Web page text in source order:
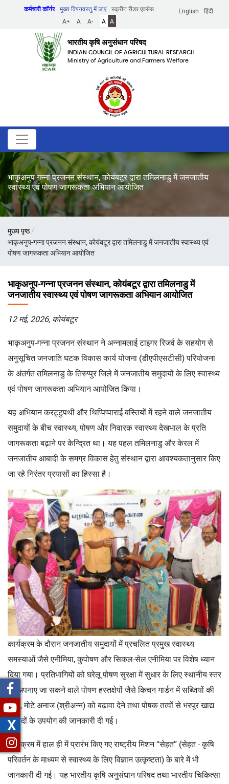
English हिंदी
कर्मचारी कॉर्नर मुख्य विषयवस्तु में जाएं
स्क्रीन रीडर एक्सेस
A+
A A- A A
भारतीय कृषि अनुसंधान परिषद
INDIAN COUNCIL OF AGRICULTURAL RESEARCH
Ministry of Agriculture and Farmers Welfare
भाकृअनुप-गन्ना प्रजनन संस्थान, कोयंबटूर द्वारा तमिलनाडु में जनजातीय
स्वास्थ्य एवं पोषण जागरूकता अभियान आयोजित
पग
चिन्ह
मुख्य पृष्ठ
भाकृअनुप-गन्ना प्रजनन संस्थान, कोयंबटूर द्वारा तमिलनाडु में जनजातीय स्वास्थ्य एवं
पोषण जागरूकता अभियान आयोजित
भाकृअनुप-गन्ना प्रजनन संस्थान, कोयंबटूर द्वारा तमिलनाडु में
जनजातीय स्वास्थ्य एवं पोषण जागरूकता अभियान आयोजित
12 मई, 2026, कोयंबटूर
भाकृअनुप-गन्ना प्रजनन संस्थान ने अन्नामलाई टाइगर रिजर्व के सहयोग से
अनुसूचित जनजाति घटक विकास कार्य योजना (डीएपीएसटीसी) परियोजना
के अंतर्गत तमिलनाडु के तिरुप्पुर जिले में जनजातीय समुदायों के लिए स्वास्थ्य
एवं पोषण जागरूकता अभियान आयोजित किया।
यह अभियान करट्टुपथी और थिप्पिप्पाराई बस्तियों में रहने वाले जनजातीय
समुदायों के बीच स्वास्थ्य, पोषण और निवारक स्वास्थ्य देखभाल के प्रति
जागरूकता बढ़ाने पर केन्द्रित था। यह पहल तमिलनाडु और केरल में
जनजातीय आबादी के समग्र विकास हेतु संस्थान द्वारा आवश्यकतानुसार किए
जा रहे निरंतर प्रयासों का हिस्सा है।
कार्यक्रम के दौरान जनजातीय समुदायों में प्रचलित प्रमुख स्वास्थ्य
समस्याओं जैसे एनीमिया, कुपोषण और सिकल-सेल एनीमिया पर विशेष ध्यान
दिया गया। प्रतिभागियों को घरेलू पोषण सुरक्षा में सुधार के लिए स्थानीय स्तर
पर अपनाए जा सकने वाले पोषण हस्तक्षेपों जैसे किचन गार्डन में सब्जियों की
खेती, मोटे अनाज (श्रीअन्न) को बढ़ावा देने तथा पोषक तत्वों से भरपूर खाद्य
उत्पादों के उपयोग की जानकारी दी गई।
कार्यक्रम में हाल ही में प्रारंभ किए गए राष्ट्रीय मिशन “सेहत” (सेहत - कृषि
परिवर्तन के माध्यम से स्वास्थ्य के लिए विज्ञान उत्कृष्टता) के बारे में भी
जानकारी दी गई। यह भारतीय कृषि अनुसंधान परिषद तथा भारतीय चिकित्सा
X